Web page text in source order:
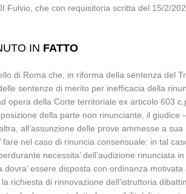
che con requisitoria scritta del 15/2/
IN FATTO
di Roma che, in riforma della sentenza del
sentenze di merito per inefficacia della
opera della Corte territoriale ex articolo 603
della parte non rinunciante, il giudice –
all’assunzione delle prove ammesse a
nel caso di rinuncia consensuale: in tal
necessita’ dell’audizione rinunciata
essere disposta con ordinanza
di rinnovazione dell’istruttoria